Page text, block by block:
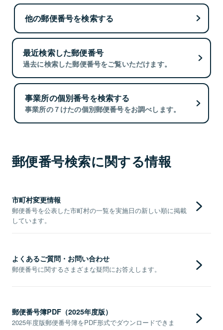
他の郵便番号を検索する
最近検索した郵便番号
過去に検索した郵便番号をご覧いただけます。
事業所の個別番号を検索する
事業所の７けたの個別郵便番号をお調べします。
郵便番号検索に関する情報
市町村変更情報
郵便番号を公表した市町村の一覧を実施日の新しい順に掲載
しています。
よくあるご質問・お問い合わせ
郵便番号に関するさまざまな疑問にお答えします。
郵便番号簿PDF（2025年度版）
2025年度版郵便番号簿をPDF形式でダウンロードできま